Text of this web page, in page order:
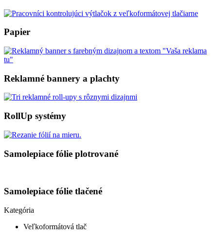
Papier
Reklamné bannery a plachty
RollUp systémy
Samolepiace fólie plotrované
Samolepiace fólie tlačené
Kategória
Veľkoformátová tlač